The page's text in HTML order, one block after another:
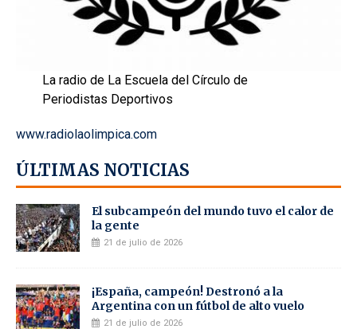
La radio de La Escuela del Círculo de
Periodistas Deportivos
www.radiolaolimpica.com
ÚLTIMAS NOTICIAS
El subcampeón del mundo tuvo el calor de
la gente
21 de julio de 2026
¡España, campeón! Destronó a la
Argentina con un fútbol de alto vuelo
21 de julio de 2026